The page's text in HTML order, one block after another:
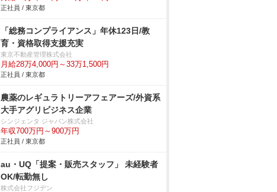
正社員 / 東京都
「総務コンプライアンス」年休123日/教
育・資格取得支援充実
東京不動産管理株式会社
月給28万4,000円～33万1,500円
正社員 / 東京都
農薬のレギュラトリーアフェアーズ/外資系
大手アグリビジネス企業
シンジェンタ ジャパン株式会社
年収700万円～900万円
正社員 / 東京都
au・UQ「提案・販売スタッフ」 未経験者
OK/転勤無し
株式会社フジデン